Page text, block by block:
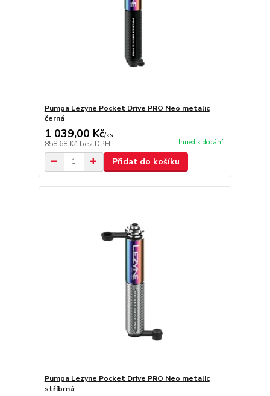
Pumpa Lezyne Pocket Drive PRO Neo metalic
černá
1 039,00 Kč/ks
858,68 Kč bez DPH Ihned k dodání
Přidat do košíku
Pumpa Lezyne Pocket Drive PRO Neo metalic
stříbrná